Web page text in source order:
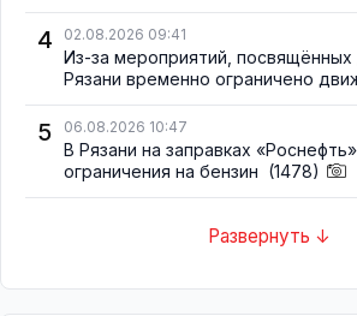
4 02.08.2026 09:41
Из-за мероприятий,
Рязани временно ограничено
5 06.08.2026 10:47
В Рязани на заправках
ограничения на бензин (1478)
Развернуть ↓